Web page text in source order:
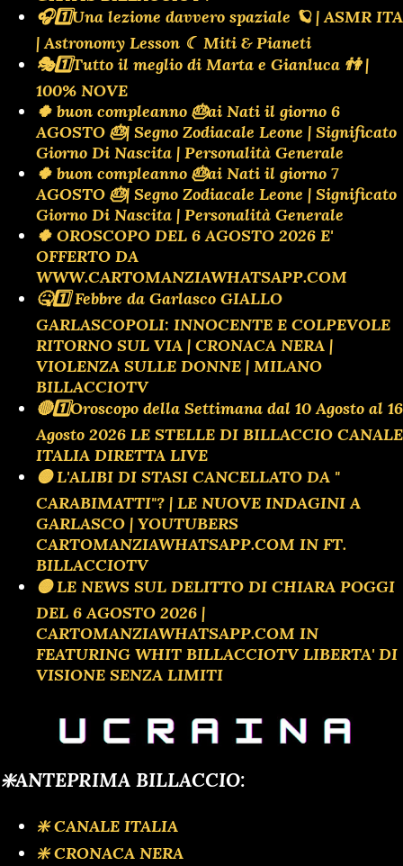
🎧1️⃣Una lezione davvero spaziale 🪐 | ASMR ITA
| Astronomy Lesson ☾ Miti & Pianeti
🎭1️⃣Tutto il meglio di Marta e Gianluca 👫 |
100% NOVE
🍀 buon compleanno 🎂ai Nati il giorno 6
AGOSTO 🎂| Segno Zodiacale Leone | Significato
Giorno Di Nascita | Personalità Generale
🍀 buon compleanno 🎂ai Nati il giorno 7
AGOSTO 🎂| Segno Zodiacale Leone | Significato
Giorno Di Nascita | Personalità Generale
🍀 OROSCOPO DEL 6 AGOSTO 2026 E'
OFFERTO DA
WWW.CARTOMANZIAWHATSAPP.COM
🤒1️⃣ Febbre da Garlasco GIALLO
GARLASCOPOLI: INNOCENTE E COLPEVOLE
RITORNO SUL VIA | CRONACA NERA |
VIOLENZA SULLE DONNE | MILANO
BILLACCIOTV
🔴1️⃣Oroscopo della Settimana dal 10 Agosto al 16
Agosto 2026 LE STELLE DI BILLACCIO CANALE
ITALIA DIRETTA LIVE
🟡 L'ALIBI DI STASI CANCELLATO DA "
CARABIMATTI"? | LE NUOVE INDAGINI A
GARLASCO | YOUTUBERS
CARTOMANZIAWHATSAPP.COM IN FT.
BILLACCIOTV
🟡 LE NEWS SUL DELITTO DI CHIARA POGGI
DEL 6 AGOSTO 2026 |
CARTOMANZIAWHATSAPP.COM IN
FEATURING WHIT BILLACCIOTV LIBERTA' DI
VISIONE SENZA LIMITI
❇️ANTEPRIMA BILLACCIO:
❇️ CANALE ITALIA
❇️ CRONACA NERA